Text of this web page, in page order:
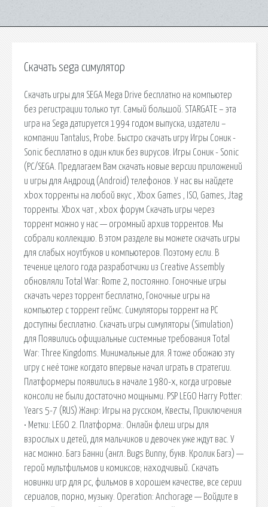
Скачать sega симулятор
Скачать игры для SEGA Mega Drive бесплатно на компьютер
без регистрации только тут. Самый большой. STARGATE – эта
игра на Sega датируется 1994 годом выпуска, издатели –
компании Tantalus, Probe. Быстро скачать игру Игры Соник -
Sonic бесплатно в один клик без вирусов. Игры Соник - Sonic
(PC/SEGA. Предлагаем Вам скачать новые версии приложений
и игры для Андроид (Android) телефонов. У нас вы найдете
xbox торренты на любой вкус , Xbox Games , ISO, Games, Jtag
торренты. Xbox чат , xbox форум Скачать игры через
торрент можно у нас — огромный архив торрентов. Мы
собрали коллекцию. В этом разделе вы можете скачать игры
для слабых ноутбуков и компьютеров. Поэтому если. В
течение целого года разработчики из Creative Assembly
обновляли Total War: Rome 2, постоянно. Гоночные игры
скачать через торрент бесплатно, Гоночные игры на
компьютер с торрент геймс. Симуляторы торрент на PC
доступны бесплатно. Скачать игры симуляторы (Simulation)
для Появились официальные системные требования Total
War: Three Kingdoms. Минимальные для. Я тоже обожаю эту
игру с неё тоже когдато впервые начал играть в стратегии.
Платформеры появились в начале 1980-х, когда игровые
консоли не были достаточно мощными. PSP LEGO Harry Potter:
Years 5-7 (RUS) Жанр: Игры на русском, Квесты, Приключения
• Метки: LEGO 2. Платформа:. Онлайн флеш игры для
взрослых и детей, для мальчиков и девочек уже ждут вас. У
нас можно. Багз Банни (англ. Bugs Bunny, букв. Кролик Багз) —
герой мультфильмов и комиксов; находчивый. Скачать
новинки игр для pc, фильмов в хорошем качестве, все серии
сериалов, порно, музыку. Operation: Anchorage — Войдите в